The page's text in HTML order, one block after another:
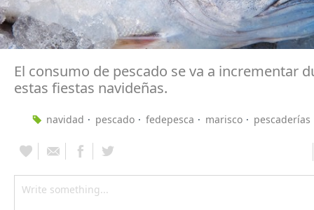
El consumo de pescado se va a incrementar
estas fiestas navideñas.
navidad pescado fedepesca marisco pescaderías